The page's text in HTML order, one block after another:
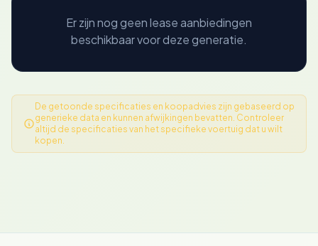
Er zijn nog geen lease aanbiedingen
beschikbaar voor deze generatie.
De getoonde specificaties en koopadvies zijn gebaseerd op
generieke data en kunnen afwijkingen bevatten. Controleer
altijd de specificaties van het specifieke voertuig dat u wilt
kopen.